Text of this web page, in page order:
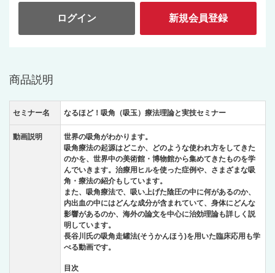
ログイン 新規会員登録
商品説明
セミナー名 なるほど！吸角（吸玉）療法理論と実技セミナー
動画説明
世界の吸角がわかります。
吸角療法の起源はどこか、どのような使われ方をしてきた
のかを、世界中の美術館・博物館から集めてきたものを学
んでいきます。治療用ヒルを使った症例や、さまざまな吸
角・療法の紹介もしています。
また、吸角療法で、吸い上げた陰圧の中に何があるのか、
内出血の中にはどんな成分が含まれていて、身体にどんな
影響があるのか、海外の論文を中心に治効理論も詳しく説
明しています。
長谷川氏の吸角走罐法(そうかんほう)を用いた臨床応用も学
べる動画です。
目次